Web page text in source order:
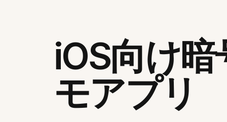
iOS向け
モアプリ